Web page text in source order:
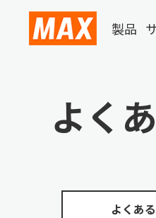
製品
よく
よくあ